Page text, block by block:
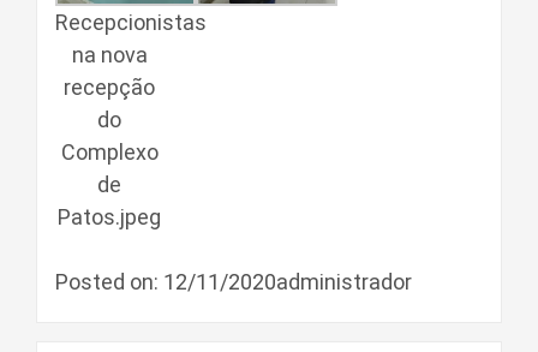
Recepcionistas
na nova
recepção
do
Complexo
de
Patos.jpeg
Posted on: 12/11/2020administrador